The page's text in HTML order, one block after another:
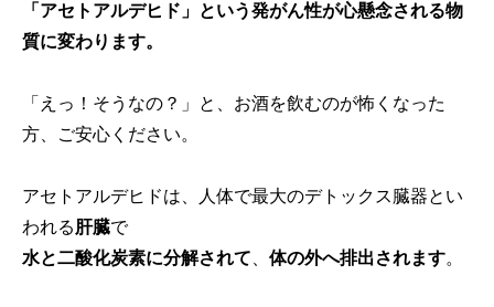
「アセトアルデヒド」という発がん性が心懸念される物
質に変わります。
「えっ！そうなの？」と、お酒を飲むのが怖くなった
方、ご安心ください。
アセトアルデヒドは、人体で最大のデトックス臓器とい
われる肝臓で
水と二酸化炭素に分解されて、 体の外へ排出されます。